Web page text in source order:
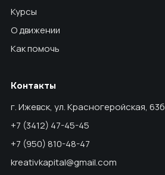
Курсы
О движении
Как помочь
Контакты
г. Ижевск, ул. Красногеройская, 63б
+7 (3412) 47-45-45
+7 (950) 810-48-47
kreativkapital@gmail.com